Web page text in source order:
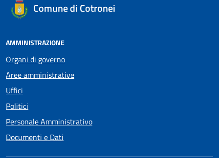
Comune di Cotronei
AMMINISTRAZIONE
Organi di governo
Aree amministrative
Uffici
Politici
Personale Amministrativo
Documenti e Dati